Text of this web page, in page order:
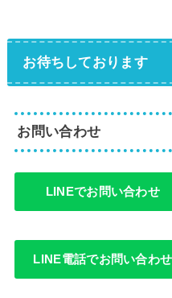
お待ちしております
お問い合わせ
LINEでお問い合わせ
LINE電話でお問い合わせ